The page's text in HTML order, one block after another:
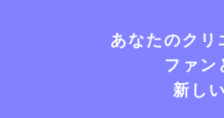
あなたのク
ファン
新し